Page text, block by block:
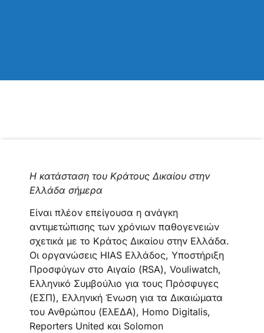
Η κατάσταση του Κράτους Δικαίου στην
Ελλάδα σήμερα
Είναι πλέον επείγουσα η ανάγκη
αντιμετώπισης των χρόνιων παθογενειών
σχετικά με το Κράτος Δικαίου στην Ελλάδα.
Οι οργανώσεις HIAS Ελλάδος, Υποστήριξη
Προσφύγων στο Αιγαίο (RSA), Vouliwatch,
Ελληνικό Συμβούλιο για τους Πρόσφυγες
(ΕΣΠ), Ελληνική Ένωση για τα Δικαιώματα
του Ανθρώπου (ΕλΕΔΑ), Homo Digitalis,
Reporters United και Solomon